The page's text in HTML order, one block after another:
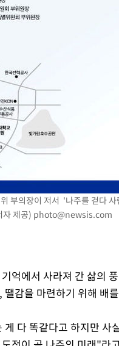
부의장이 저서 '나주를 걷다
자 제공) photo@newsis.com
억에서 사라져 간 삶의
감을 마련하기 위해 배
다 똑같다고 하지만